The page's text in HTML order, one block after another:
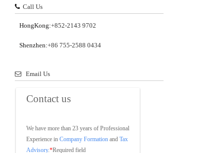
Call Us
HongKong:+852-2143 9702
Shenzhen:+86 755-2588 0434
Email Us
Contact us
We have more than 23 years of Professional
Experience in Company Formation and Tax
Advisory.*Required field